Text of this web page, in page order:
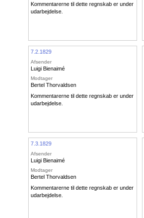
Kommentarerne til dette regnskab er under
udarbejdelse.
7.2.1829
Afsender
Luigi Bienaimé
Modtager
Bertel Thorvaldsen
Kommentarerne til dette regnskab er under
udarbejdelse.
7.3.1829
Afsender
Luigi Bienaimé
Modtager
Bertel Thorvaldsen
Kommentarerne til dette regnskab er under
udarbejdelse.